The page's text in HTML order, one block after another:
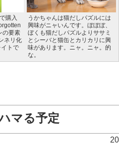
購入
の要素
ネリ化
トで
うかちゃんは猫だしパズルには
興味がニャいんです。ぼぼぼ、
ぼくも猫だしパズルよりササミ
とシーバと猫缶とカリカリに興
味があります。ニャ。ニャ。的
な。
マる予定